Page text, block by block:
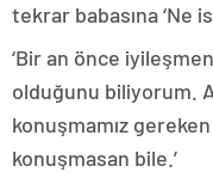
tekrar babasına ‘Ne
‘Bir an önce
olduğunu biliyorum.
konuşmamız
konuşmasan bile.’